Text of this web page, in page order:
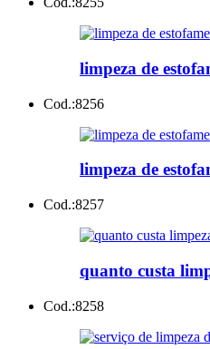
limpeza de
Cod.:8256
limpeza de
Cod.:8257
quanto custa
Cod.:8258